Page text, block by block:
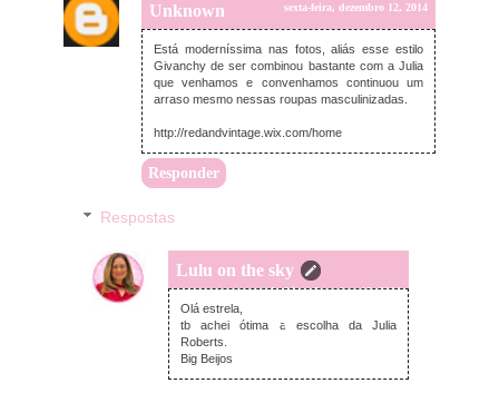
Unknown sexta-feira, dezembro 12, 2014
Está moderníssima nas fotos, aliás esse estilo
Givanchy de ser combinou bastante com a Julia
que venhamos e convenhamos continuou um
arraso mesmo nessas roupas masculinizadas.
http://redandvintage.wix.com/home
Responder
Respostas
Lulu on the sky
segunda-feira, dezembro 15, 2014
Olá estrela,
tb achei ótima a escolha da Julia
Roberts.
Big Beijos